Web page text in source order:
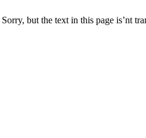
Sorry, but the text in this page is’nt